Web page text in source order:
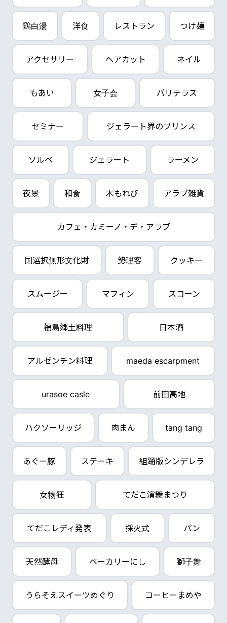
鶏白湯 洋食 レストラン つけ麺
アクセサリー ヘアカット ネイル
もあい 女子会 バリテラス
セミナー ジェラート界のプリンス
ソルベ ジェラート ラーメン
夜景 和食 木もれび アラブ雑貨
カフェ・カミーノ・デ・アラブ
国選択無形文化財 勢理客 クッキー
スムージー マフィン スコーン
福島郷土料理 日本酒
アルゼンチン料理 maeda escarpment
urasoe casle 前田高地
ハクソーリッジ 肉まん tang tang
あぐー豚 ステーキ 組踊版シンデレラ
女物狂 てだこ演舞まつり
てだこレディ発表 採火式 パン
天然酵母 ベーカリーにし 獅子舞
うらそえスイーツめぐり コーヒーまめや